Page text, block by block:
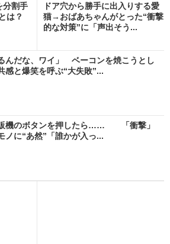
分割手
は？
ドア穴から勝手に出入りする愛
猫→おばあちゃんがとった“衝撃
的な対策”に「声出そう...
んだな、ワイ」 ベーコンを焼こうとし
と爆笑を呼ぶ“大失敗”...
機のボタンを押したら…… 「衝撃」
ノに“あ然”「誰かが入っ...